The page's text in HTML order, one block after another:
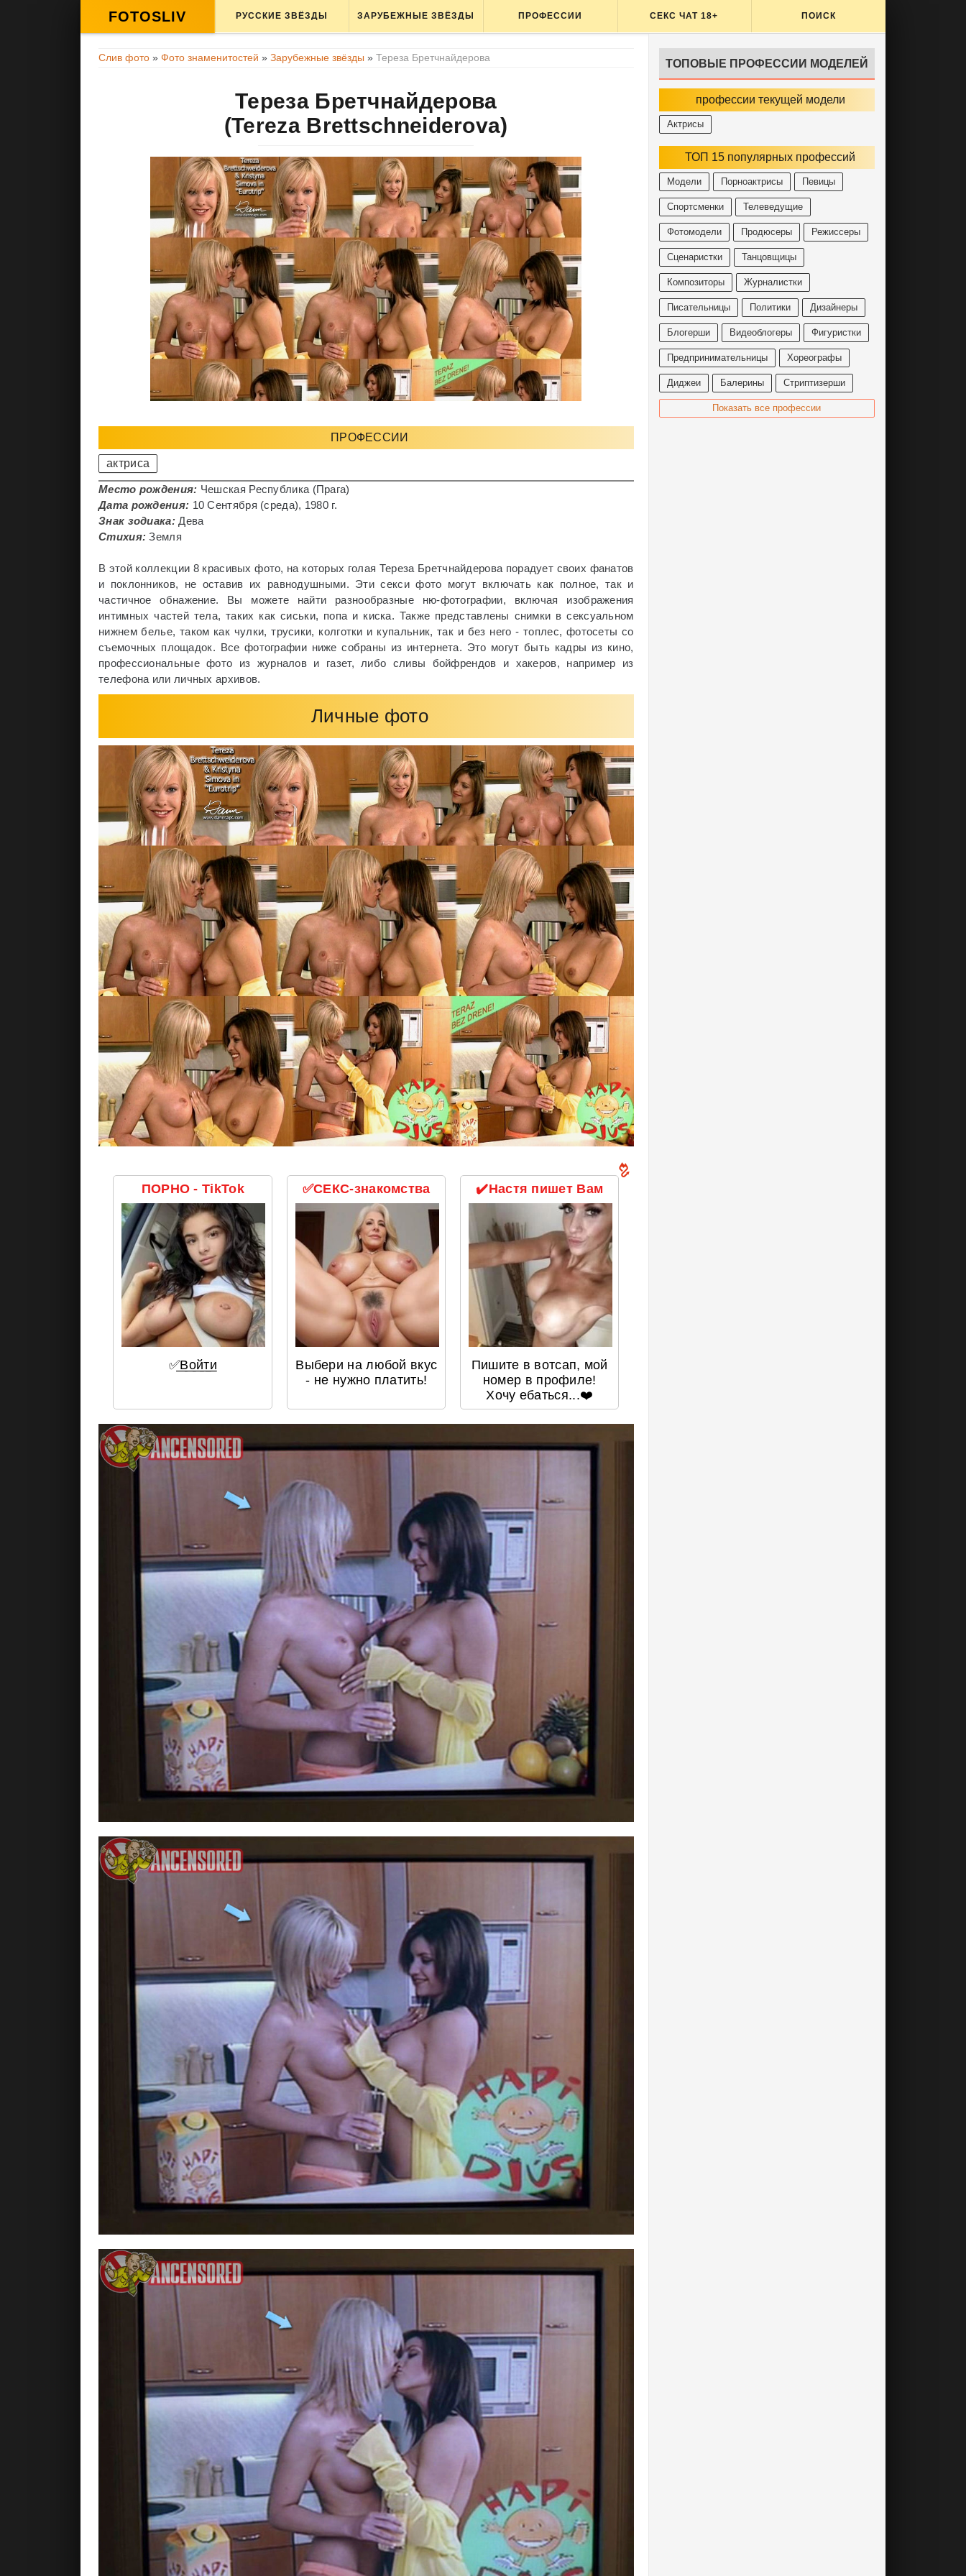
FOTOSLIV РУССКИЕ ЗВЁЗДЫ ЗАРУБЕЖНЫЕ ЗВЁЗДЫ ПРОФЕССИИ СЕКС ЧАТ 18+ ПОИСК
Слив фото » Фото знаменитостей » Зарубежные звёзды » Тереза ​​Бретчнайдерова
Тереза ​​Бретчнайдерова
(Tereza Brettschneiderova)
ПРОФЕССИИ
актриса
Место рождения: Чешская Республика (Прага)
Дата рождения: 10 Сентября (среда), 1980 г.
Знак зодиака:Дева
Стихия: Земля
В этой коллекции 8 красивых фото, на которых голая Тереза ​​Бретчнайдерова порадует своих фанатов
и поклонников, не оставив их равнодушными. Эти секси фото могут включать как полное, так и
частичное обнажение. Вы можете найти разнообразные ню-фотографии, включая изображения
интимных частей тела, таких как сиськи, попа и киска. Также представлены снимки в сексуальном
нижнем белье, таком как чулки, трусики, колготки и купальник, так и без него - топлес, фотосеты со
съемочных площадок. Все фотографии ниже собраны из интернета. Это могут быть кадры из кино,
профессиональные фото из журналов и газет, либо сливы бойфрендов и хакеров, например из
телефона или личных архивов.
Личные фото
ПОРНО - TikTok
✅͟В͟о͟й͟т͟и
✅СЕКС-знакомства
Выбери на любой вкус
- не нужно платить!
✔️Настя пишет Вам
Пишите в вотсап, мой
номер в профиле!
Хочу ебаться...❤️
ТОПОВЫЕ ПРОФЕССИИ МОДЕЛЕЙ
профессии текущей модели
Актрисы
ТОП 15 популярных профессий
Модели Порноактрисы Певицы
Спортсменки Телеведущие
Фотомодели Продюсеры Режиссеры
Сценаристки Танцовщицы
Композиторы Журналистки
Писательницы Политики Дизайнеры
Блогерши Видеоблогеры Фигуристки
Предпринимательницы Хореографы
Диджеи Балерины Стриптизерши
Показать все профессии